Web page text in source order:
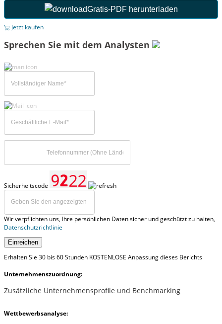
Gratis-PDF herunterladen
Jetzt kaufen
Sprechen Sie mit dem Analysten
Sicherheitscode
Wir verpflichten uns, Ihre persönlichen Daten sicher und geschützt zu halten,
Datenschutzrichtlinie
Einreichen
Erhalten Sie 30 bis 60 Stunden KOSTENLOSE Anpassung dieses Berichts
Unternehmenszuordnung:
Zusätzliche Unternehmensprofile und Benchmarking
Wettbewerbsanalyse: